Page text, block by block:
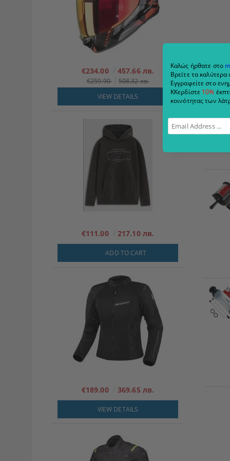
€234.00 457.66 лв.
€259.90
508.32 лв.
VIEW DETAILS
€111.00 217.10 лв.
ADD TO CART
€189.00 369.65 лв.
VIEW DETAILS
Καλώς ήρθατε στο
Βρείτε τα καλύτερα
Εγγραφείτε στο
ΚΚερδίστε 10%
κοινότητας των